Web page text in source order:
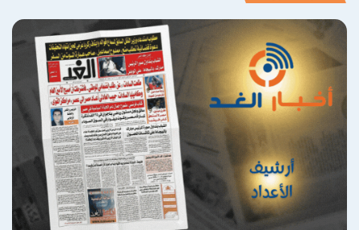
الاستهلاك المنزلي، التي باتت تفوق قدرة
«المواطن المليونير»، كما يجب فورًا منح مرونة
أكبر في أنظمة الشحن والسداد، عبر إتاحة تقسيط
بعض المبالغ أو تقديم تسهيلات في أوقات الأزمات
الاقتصادية، فليس من المنطقي أن يتحول انقطاع
الرصيد إلى عقوبة فورية لأسرة تعاني أصلًا من
ضغوط حياتية وأعباء معيشية تنوء بحملها الجبال!